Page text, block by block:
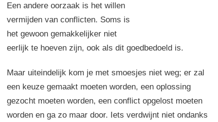
Een andere oorzaak is het willen
vermijden van conflicten. Soms is
het gewoon gemakkelijker niet
eerlijk te hoeven zijn, ook als dit goedbedoeld is.
Maar uiteindelijk kom je met smoesjes niet weg; er zal
een keuze gemaakt moeten worden, een oplossing
gezocht moeten worden, een conflict opgelost moeten
worden en ga zo maar door. Iets verdwijnt niet ondanks